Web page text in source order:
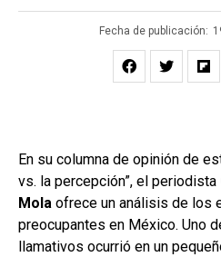
Fecha de publicación:
En su columna de opinión de
vs. la percepción”, el periodista
Mola ofrece un análisis de los
preocupantes en México. Uno
llamativos ocurrió en un